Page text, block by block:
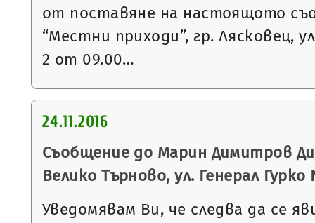
от поставяне на настоящото
“Местни приходи”, гр. Лясковец,
2 от 09.00…
24.11.2016
Съобщение до Марин Димитров
Велико Търново, ул. Генерал
Уведомявам Ви, че следва да се